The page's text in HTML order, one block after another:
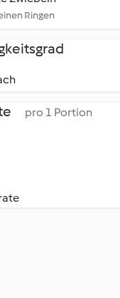
Ringen
pro 1 Portion